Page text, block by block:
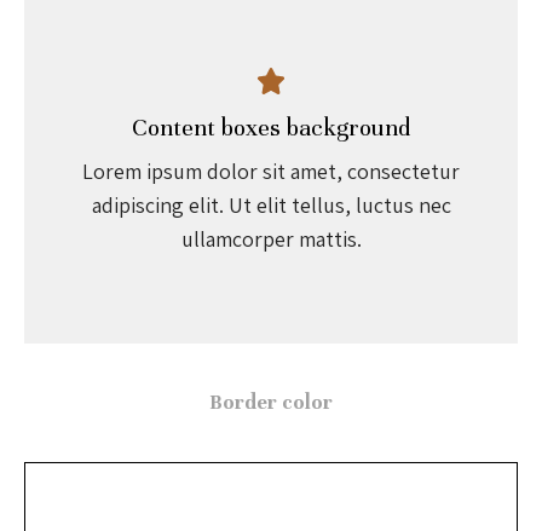
Content boxes background
Lorem ipsum dolor sit amet, consectetur
adipiscing elit. Ut elit tellus, luctus nec
ullamcorper mattis.
Border color